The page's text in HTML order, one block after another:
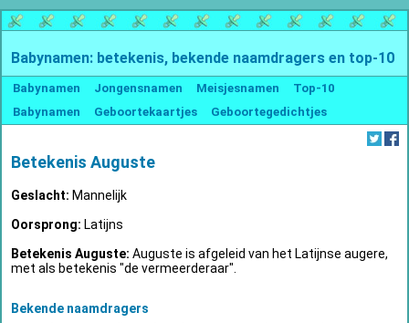
Babynamen: betekenis, bekende naamdragers en top-10
Babynamen Jongensnamen Meisjesnamen
Top-10
Babynamen
Geboortekaartjes Geboortegedichtjes
Betekenis Auguste
Geslacht: Mannelijk
Oorsprong: Latijns
Betekenis Auguste: Auguste is afgeleid van het Latijnse augere,
met als betekenis "de vermeerderaar".
Bekende naamdragers